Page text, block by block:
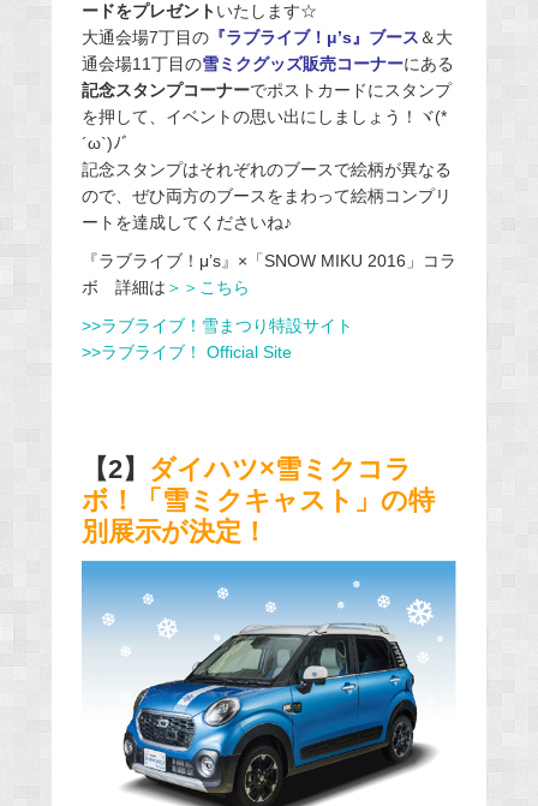
ードをプレゼントいたします☆
大通会場7丁目の『ラブライブ！μ’s』ブース ＆大
通会場11丁目の雪ミクグッズ販売コーナーにある
記念スタンプコーナーでポストカードにスタンプ
を押して、イベントの思い出にしましょう！ヾ(*
´ω`)ﾉﾞ
記念スタンプはそれぞれのブースで絵柄が異なる
ので、ぜひ両方のブースをまわって絵柄コンプリ
ートを達成してくださいね♪
『ラブライブ！μ’s』×「SNOW MIKU 2016」コラ
ボ 詳細は ＞＞こちら
>>ラブライブ！雪まつり特設サイト
>>ラブライブ！ Official Site
【2】 ダイハツ×雪ミクコラ
ボ！「雪ミクキャスト」の特
別展示が決定！